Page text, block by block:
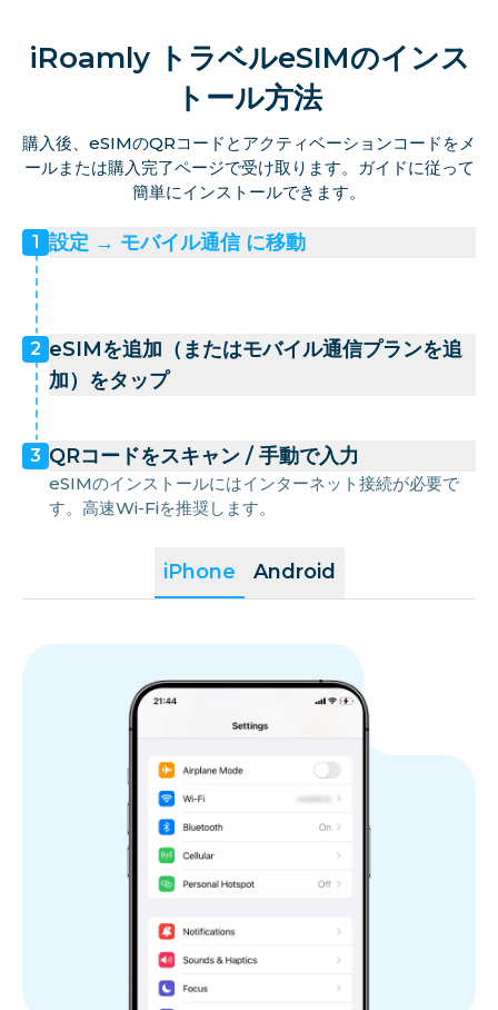
iRoamly トラベルeSIMのインス
トール方法
購入後、eSIMのQRコードとアクティベーションコードをメ
ールまたは購入完了ページで受け取ります。ガイドに従って
簡単にインストールできます。
iPhone Android
1 設定 → モバイル通信 に移動
2 eSIMを追加（またはモバイル通信プランを追
加）をタップ
3 QRコードをスキャン / 手動で入力
eSIMのインストールにはインターネット接続が必要で
す。高速Wi-Fiを推奨します。